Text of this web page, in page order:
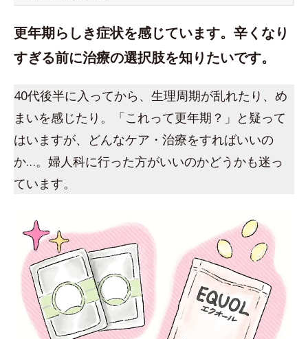
更年期らしき症状を感じています。辛くなり
すぎる前に治療の選択肢を知りたいです。
40代後半に入ってから、生理周期が乱れたり、め
まいを感じたり。「これって更年期？」と疑って
はいますが、どんなケア・治療をすればいいの
か…。婦人科に行った方がいいのかどうかも迷っ
ています。